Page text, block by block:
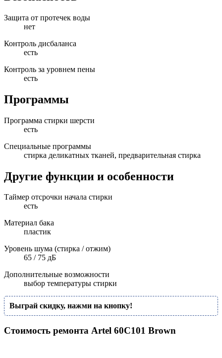
Защита от протечек воды
нет
Контроль дисбаланса
есть
Контроль за уровнем пены
есть
Программы
Программа стирки шерсти
есть
Специальные программы
стирка деликатных тканей, предварительная стирка
Другие функции и особенности
Таймер отсрочки начала стирки
есть
Материал бака
пластик
Уровень шума (стирка / отжим)
65 / 75 дБ
Дополнительные возможности
выбор температуры стирки
Выграй скидку, нажми на кнопку!
Стоимость ремонта Artel 60С101 Brown